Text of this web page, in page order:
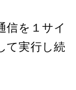
信を１サイ
て実行し続